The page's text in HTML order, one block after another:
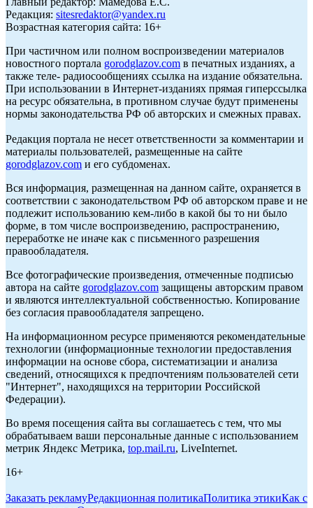
Редакция: sitesredaktor@yandex.ru
Возрастная категория сайта: 16+
При частичном или полном воспроизведении материалов
новостного портала gorodglazov.com в печатных изданиях, а
также теле- радиосообщениях ссылка на издание обязательна.
При использовании в Интернет-изданиях прямая гиперссылка
на ресурс обязательна, в противном случае будут применены
нормы законодательства РФ об авторских и смежных правах.
Редакция портала не несет ответственности за комментарии и
материалы пользователей, размещенные на сайте
gorodglazov.com и его субдоменах.
Вся информация, размещенная на данном сайте, охраняется в
соответствии с законодательством РФ об авторском праве и не
подлежит использованию кем-либо в какой бы то ни было
форме, в том числе воспроизведению, распространению,
переработке не иначе как с письменного разрешения
правообладателя.
Все фотографические произведения, отмеченные подписью
автора на сайте gorodglazov.com защищены авторским правом
и являются интеллектуальной собственностью. Копирование
без согласия правообладателя запрещено.
На информационном ресурсе применяются рекомендательные
технологии (информационные технологии предоставления
информации на основе сбора, систематизации и анализа
сведений, относящихся к предпочтениям пользователей сети
"Интернет", находящихся на территории Российской
Федерации).
Во время посещения сайта вы соглашаетесь с тем, что мы
обрабатываем ваши персональные данные с использованием
метрик Яндекс Метрика, top.mail.ru, LiveInternet.
16+
Заказать рекламуРедакционная политикаПолитика этикиКак с